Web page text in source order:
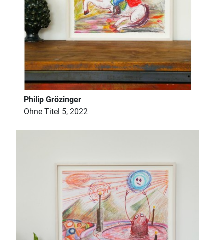
Philip Grözinger
Ohne Titel 5, 2022